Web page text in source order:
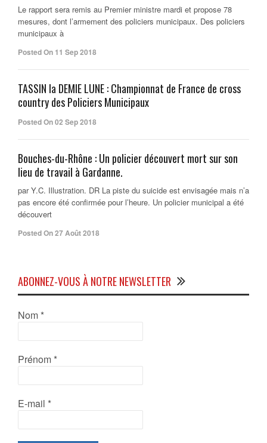
Le rapport sera remis au Premier ministre mardi et propose 78
mesures, dont l’armement des policiers municipaux. Des policiers
municipaux à
Posted On 11 Sep 2018
TASSIN la DEMIE LUNE : Championnat de France de cross
country des Policiers Municipaux
Posted On 02 Sep 2018
Bouches-du-Rhône : Un policier découvert mort sur son
lieu de travail à Gardanne.
par Y.C. Illustration. DR La piste du suicide est envisagée mais n’a
pas encore été confirmée pour l’heure. Un policier municipal a été
découvert
Posted On 27 Août 2018
ABONNEZ-VOUS À NOTRE NEWSLETTER
Nom *
Prénom *
E-mail *